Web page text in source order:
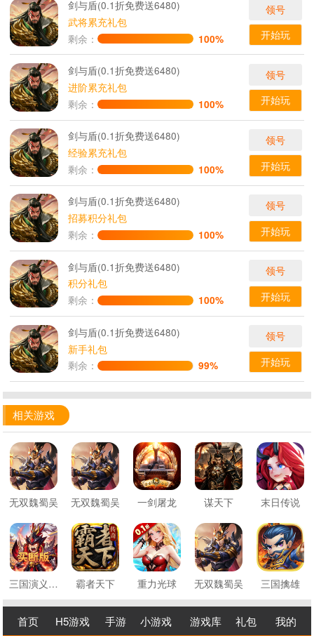
剑与盾(0.1折免费送6480)
武将累充礼包
剩余：
100%
领号
开始玩
剑与盾(0.1折免费送6480)
进阶累充礼包
剩余：
100%
领号
开始玩
剑与盾(0.1折免费送6480)
经验累充礼包
剩余：
100%
领号
开始玩
剑与盾(0.1折免费送6480)
招募积分礼包
剩余：
100%
领号
开始玩
剑与盾(0.1折免费送6480)
积分礼包
剩余：
100%
领号
开始玩
剑与盾(0.1折免费送6480)
新手礼包
剩余：
99%
领号
开始玩
相关游戏
无双魏蜀吴 无双魏蜀吴 一剑屠龙 谋天下 末日传说
三国演义之天策 霸者天下 重力光球 无双魏蜀吴 三国擒雄
首页 H5游戏 手游 小游戏 游戏库 礼包 我的